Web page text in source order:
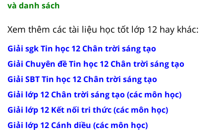
và danh sách
Xem thêm các tài liệu học tốt lớp 12 hay khác:
Giải sgk Tin học 12 Chân trời sáng tạo
Giải Chuyên đề Tin học 12 Chân trời sáng tạo
Giải SBT Tin học 12 Chân trời sáng tạo
Giải lớp 12 Chân trời sáng tạo (các môn học)
Giải lớp 12 Kết nối tri thức (các môn học)
Giải lớp 12 Cánh diều (các môn học)